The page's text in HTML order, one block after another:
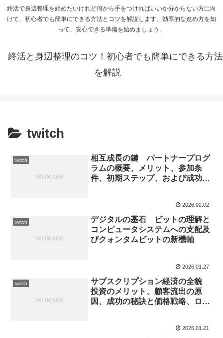
終活で身辺整理を始めたいけれど何から手をつければいいか分からない方に向
けて、初心者でも簡単にできる方法とコツを解説します。効率的な進め方を知
って、安心できる準備を始めましょう。
終活と身辺整理のコツ！初心者でも簡単にできる方法
を解説
twitch
twitch
相互成長の鍵 パートナープログ
ラムの概要、メリット、参加条
件、初期ステップ、および成功戦
2026.02.02
twitch
デジタルの基石 ビットの理解と
コンピュータシステムへの支配及
びクォンタムビットの新機軸
2026.01.27
twitch
サブスクリプション経済の全貌
投資のメリット、顧客流出の原
因、成功の秘訣と価格戦略、ロイ
2026.01.21